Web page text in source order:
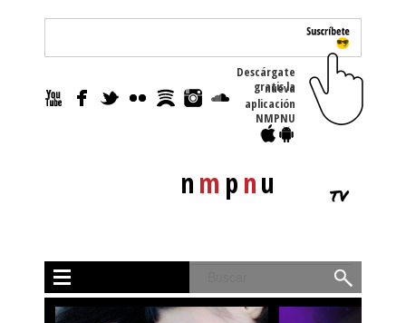
nm pnu tv
Descárgate
gratis la nueva
aplicación
NMPNU